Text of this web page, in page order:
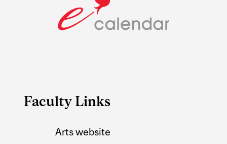
Faculty Links
Arts website